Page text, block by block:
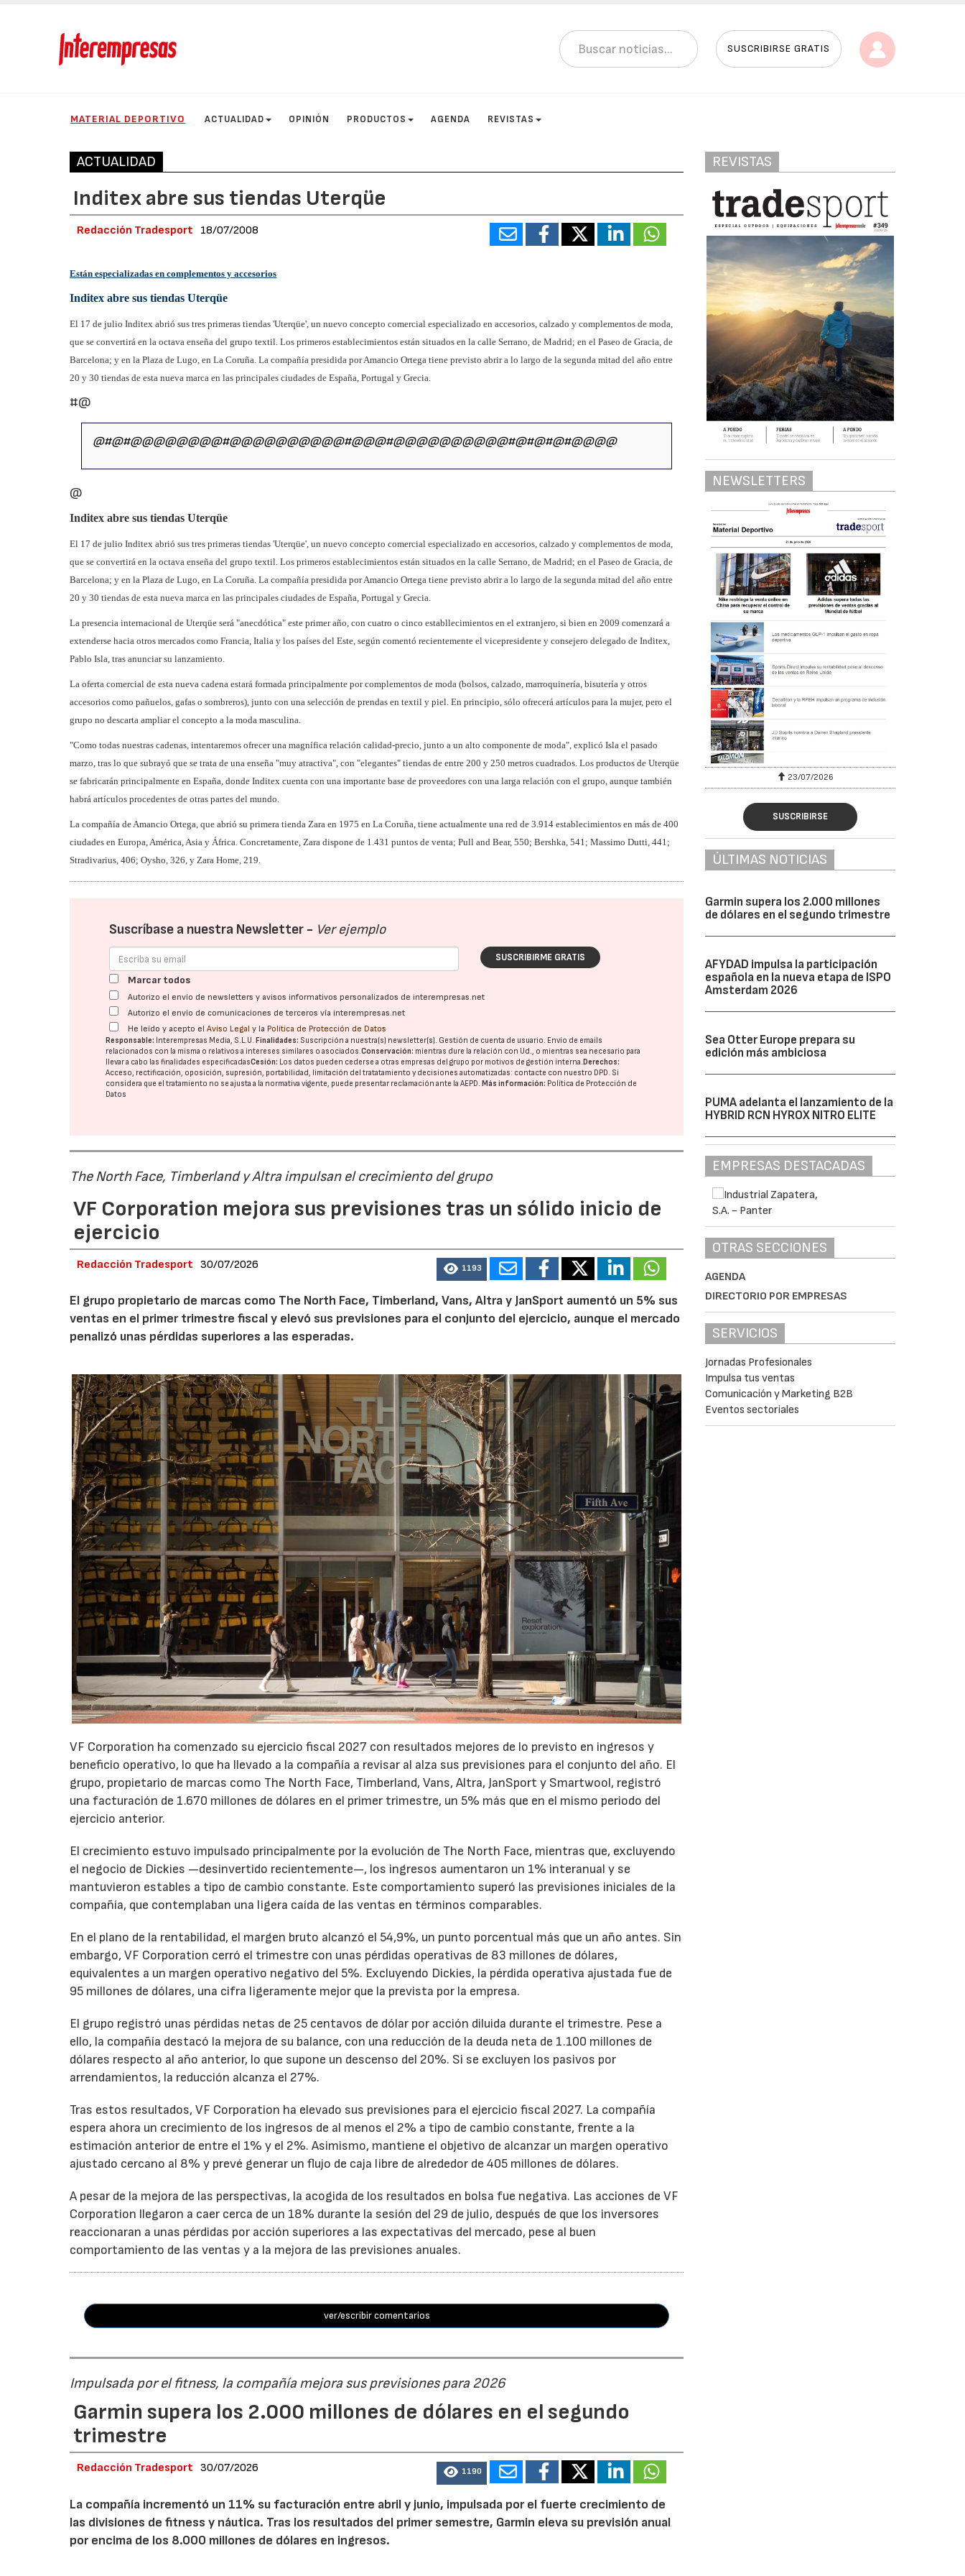
SUSCRIBIRSE GRATIS
MATERIAL DEPORTIVO ACTUALIDAD OPINIÓN PRODUCTOS AGENDA REVISTAS
ACTUALIDAD
Inditex abre sus tiendas Uterqüe
Redacción Tradesport 18/07/2008
Están especializadas en complementos y accesorios
Inditex abre sus tiendas Uterqüe
El 17 de julio Inditex abrió sus tres primeras tiendas 'Uterqüe', un nuevo concepto comercial especializado en accesorios, calzado y complementos de moda,
que se convertirá en la octava enseña del grupo textil. Los primeros establecimientos están situados en la calle Serrano, de Madrid; en el Paseo de Gracia, de
Barcelona; y en la Plaza de Lugo, en La Coruña. La compañía presidida por Amancio Ortega tiene previsto abrir a lo largo de la segunda mitad del año entre
20 y 30 tiendas de esta nueva marca en las principales ciudades de España, Portugal y Grecia.
#@
@#@#@@@@@@@@#@@@@@@@@@@#@@@#@@@@@@@@@@#@#@#@#@@@@
@
Inditex abre sus tiendas Uterqüe
El 17 de julio Inditex abrió sus tres primeras tiendas 'Uterqüe', un nuevo concepto comercial especializado en accesorios, calzado y complementos de moda,
que se convertirá en la octava enseña del grupo textil. Los primeros establecimientos están situados en la calle Serrano, de Madrid; en el Paseo de Gracia, de
Barcelona; y en la Plaza de Lugo, en La Coruña. La compañía presidida por Amancio Ortega tiene previsto abrir a lo largo de la segunda mitad del año entre
20 y 30 tiendas de esta nueva marca en las principales ciudades de España, Portugal y Grecia.
La presencia internacional de Uterqüe será "anecdótica" este primer año, con cuatro o cinco establlecimientos en el extranjero, si bien en 2009 comenzará a
extenderse hacia otros mercados como Francia, Italia y los países del Este, según comentó recientemente el vicepresidente y consejero delegado de Inditex,
Pablo Isla, tras anunciar su lanzamiento.
La oferta comercial de esta nueva cadena estará formada principalmente por complementos de moda (bolsos, calzado, marroquinería, bisutería y otros
accesorios como pañuelos, gafas o sombreros), junto con una selección de prendas en textil y piel. En principio, sólo ofrecerá artículos para la mujer, pero el
grupo no descarta ampliar el concepto a la moda masculina.
"Como todas nuestras cadenas, intentaremos ofrecer una magnífica relación calidad-precio, junto a un alto componente de moda", explicó Isla el pasado
marzo, tras lo que subrayó que se trata de una enseña "muy atractiva", con "elegantes" tiendas de entre 200 y 250 metros cuadrados. Los productos de Uterqüe
se fabricarán principalmente en España, donde Inditex cuenta con una importante base de proveedores con una larga relación con el grupo, aunque también
habrá artículos procedentes de otras partes del mundo.
La compañía de Amancio Ortega, que abrió su primera tienda Zara en 1975 en La Coruña, tiene actualmente una red de 3.914 establecimientos en más de 400
ciudades en Europa, América, Asia y África. Concretamente, Zara dispone de 1.431 puntos de venta; Pull and Bear, 550; Bershka, 541; Massimo Dutti, 441;
Stradivarius, 406; Oysho, 326, y Zara Home, 219.
Suscríbase a nuestra Newsletter - Ver ejemplo
SUSCRIBIRME GRATIS
Marcar todos
Autorizo el envío de newsletters y avisos informativos personalizados de interempresas.net
Autorizo el envío de comunicaciones de terceros vía interempresas.net
He leído y acepto elAviso Legal y la Política de Protección de Datos
Responsable: Interempresas Media, S.L.U.Finalidades: Suscripción a nuestra(s) newsletter(s). Gestión de cuenta de usuario. Envío de emails
relacionados con la misma o relativos a intereses similares o asociados.Conservación: mientras dure la relación con Ud., o mientras sea necesario para
llevar a cabo las finalidades especificadasCesión: Los datos pueden cederse a otras empresas del grupo por motivos de gestión interna.Derechos:
Acceso, rectificación, oposición, supresión, portabilidad, limitación del tratatamiento y decisiones automatizadas: contacte con nuestro DPD. Si
considera que el tratamiento no se ajusta a la normativa vigente, puede presentar reclamación ante laAEPD.Más información: Política de Protección de
Datos
The North Face, Timberland y Altra impulsan el crecimiento del grupo
VF Corporation mejora sus previsiones tras un sólido inicio de
ejercicio
Redacción Tradesport 30/07/2026 1193
El grupo propietario de marcas como The North Face, Timberland, Vans, Altra y JanSport aumentó un 5% sus
ventas en el primer trimestre fiscal y elevó sus previsiones para el conjunto del ejercicio, aunque el mercado
penalizó unas pérdidas superiores a las esperadas.
VF Corporation ha comenzado su ejercicio fiscal 2027 con resultados mejores de lo previsto en ingresos y
beneficio operativo, lo que ha llevado a la compañía a revisar al alza sus previsiones para el conjunto del año. El
grupo, propietario de marcas como The North Face, Timberland, Vans, Altra, JanSport y Smartwool, registró
una facturación de 1.670 millones de dólares en el primer trimestre, un 5% más que en el mismo periodo del
ejercicio anterior.
El crecimiento estuvo impulsado principalmente por la evolución de The North Face, mientras que, excluyendo
el negocio de Dickies —desinvertido recientemente—, los ingresos aumentaron un 1% interanual y se
mantuvieron estables a tipo de cambio constante. Este comportamiento superó las previsiones iniciales de la
compañía, que contemplaban una ligera caída de las ventas en términos comparables.
En el plano de la rentabilidad, el margen bruto alcanzó el 54,9%, un punto porcentual más que un año antes. Sin
embargo, VF Corporation cerró el trimestre con unas pérdidas operativas de 83 millones de dólares,
equivalentes a un margen operativo negativo del 5%. Excluyendo Dickies, la pérdida operativa ajustada fue de
95 millones de dólares, una cifra ligeramente mejor que la prevista por la empresa.
El grupo registró unas pérdidas netas de 25 centavos de dólar por acción diluida durante el trimestre. Pese a
ello, la compañía destacó la mejora de su balance, con una reducción de la deuda neta de 1.100 millones de
dólares respecto al año anterior, lo que supone un descenso del 20%. Si se excluyen los pasivos por
arrendamientos, la reducción alcanza el 27%.
Tras estos resultados, VF Corporation ha elevado sus previsiones para el ejercicio fiscal 2027. La compañía
espera ahora un crecimiento de los ingresos de al menos el 2% a tipo de cambio constante, frente a la
estimación anterior de entre el 1% y el 2%. Asimismo, mantiene el objetivo de alcanzar un margen operativo
ajustado cercano al 8% y prevé generar un flujo de caja libre de alrededor de 405 millones de dólares.
A pesar de la mejora de las perspectivas, la acogida de los resultados en bolsa fue negativa. Las acciones de VF
Corporation llegaron a caer cerca de un 18% durante la sesión del 29 de julio, después de que los inversores
reaccionaran a unas pérdidas por acción superiores a las expectativas del mercado, pese al buen
comportamiento de las ventas y a la mejora de las previsiones anuales.
ver/escribir comentarios
Impulsada por el fitness, la compañía mejora sus previsiones para 2026
Garmin supera los 2.000 millones de dólares en el segundo
trimestre
Redacción Tradesport 30/07/2026 1190
La compañía incrementó un 11% su facturación entre abril y junio, impulsada por el fuerte crecimiento de
las divisiones de fitness y náutica. Tras los resultados del primer semestre, Garmin eleva su previsión anual
por encima de los 8.000 millones de dólares en ingresos.
REVISTAS
NEWSLETTERS
23/07/2026 30/07/2026 23/07/2026
SUSCRIBIRSE
ÚLTIMAS NOTICIAS
Garmin supera los 2.000 millones
de dólares en el segundo trimestre
AFYDAD impulsa la participación
española en la nueva etapa de ISPO
Amsterdam 2026
Sea Otter Europe prepara su
edición más ambiciosa
PUMA adelanta el lanzamiento de la
HYBRID RCN HYROX NITRO ELITE
EMPRESAS DESTACADAS
OTRAS SECCIONES
AGENDA
DIRECTORIO POR EMPRESAS
SERVICIOS
Jornadas Profesionales
Impulsa tus ventas
Comunicación y Marketing B2B
Eventos sectoriales